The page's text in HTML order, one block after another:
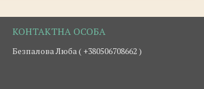
Безпалова Люба ( +380506708662 )